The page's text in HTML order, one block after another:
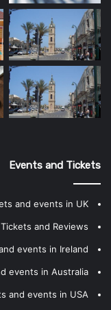
Events and Tickets
and events in UK
and Reviews
events in Ireland
events in Australia
and events in USA